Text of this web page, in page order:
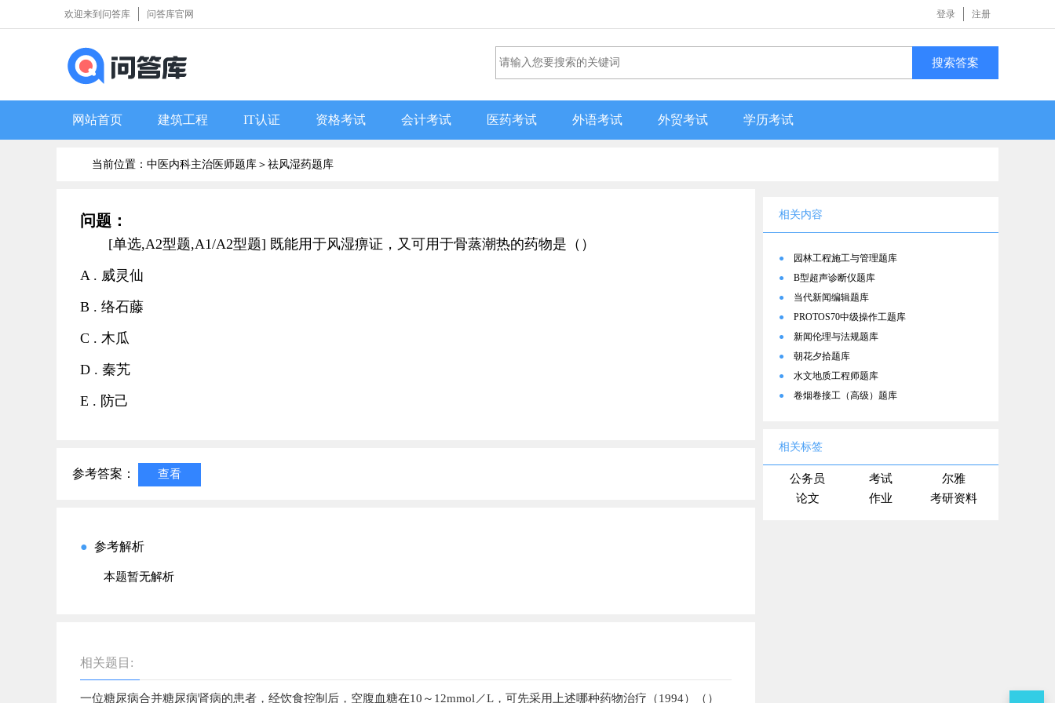
登录 注册
欢迎来到问答库 问答库官网
搜索答案
网站首页 建筑工程 IT认证 资格考试 会计考试 医药考试 外语考试 外贸考试 学历考试
当前位置：中医内科主治医师题库＞ 祛风湿药题库
问题：
[单选,A2型题,A1/A2型题] 既能用于风湿痹证，又可用于骨蒸潮热的药物是（）
A . 威灵仙
B . 络石藤
C . 木瓜
D . 秦艽
E . 防己
参考答案： 查看
● 参考解析
本题暂无解析
相关题目:
一位糖尿病合并糖尿病肾病的患者，经饮食控制后，空腹血糖在10～12mmol／L，可先采用上述哪种药物治疗（1994）（）
相关内容
●
园林工程施工与管理题库
●
B型超声诊断仪题库
●
当代新闻编辑题库
●
PROTOS70中级操作工题库
●
新闻伦理与法规题库
●
朝花夕拾题库
●
水文地质工程师题库
●
卷烟卷接工（高级）题库
相关标签
公务员 考试
尔雅
论文
作业 考研资料